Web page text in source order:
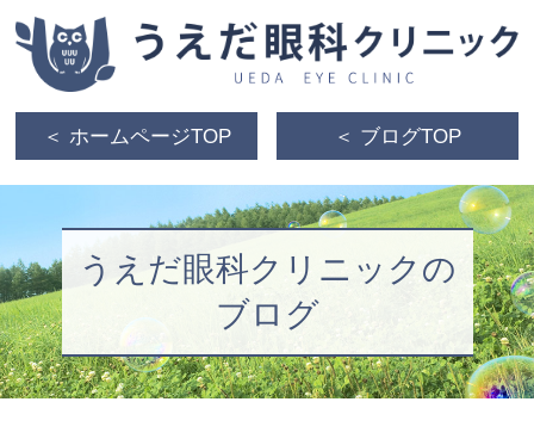
＜ ホームページTOP ＜ ブログTOP
うえだ眼科クリニックの
ブログ